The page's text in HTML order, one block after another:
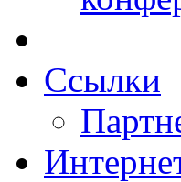
Ссылки